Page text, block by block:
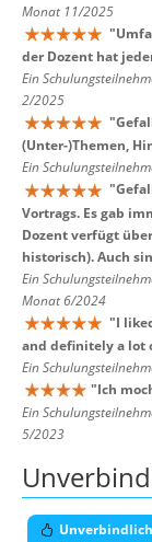
Monat 11/2025
"
der Dozent hat
Ein
2/2025
"
(Unter-)Themen,
Ein
"
Vortrags. Es gab
Dozent verfügt
historisch). Auch
Ein
Monat 6/2024
"I
and definitely a lot
Ein
"Ich
Ein
5/2023